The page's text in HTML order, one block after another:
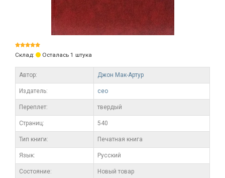
Склад: Осталась 1 штука
Автор: Джон Мак-Артур
Издатель: ceo
Переплет: твердый
Cтраниц: 540
Тип книги: Печатная книга
Язык: Русский
Состояние: Новый товар